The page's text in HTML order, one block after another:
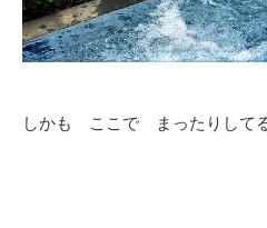
しかも ここで まったりして